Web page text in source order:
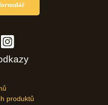
produktů